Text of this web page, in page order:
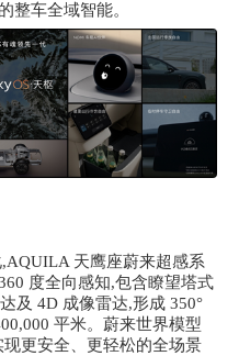
整车全域智能。
AQUILA 天鹰座蔚来超感系
度全向感知,包含瞭望塔式
及 4D 成像雷达,形成 350°
平米。蔚来世界模型
更安全、更轻松的全场景